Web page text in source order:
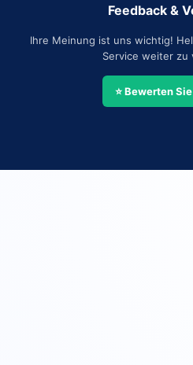
Feedback &
Ihre Meinung ist uns wichtig!
Service weiter zu
⭐ Bewerten